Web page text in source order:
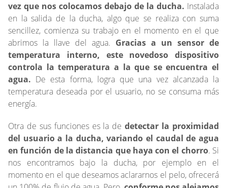
vez que nos colocamos debajo de la ducha. Instalada
en la salida de la ducha, algo que se realiza con suma
sencillez, comienza su trabajo en el momento en el que
abrimos la llave del agua. Gracias a un sensor de
temperatura interno, este novedoso dispositivo
controla la temperatura a la que se encuentra el
agua. De esta forma, logra que una vez alcanzada la
temperatura deseada por el usuario, no se consuma más
energía.
Otra de sus funciones es la dedetectar la proximidad
del usuario a la ducha, variando el caudal de agua
en función de la distancia que haya con el chorro. Si
nos encontramos bajo la ducha, por ejemplo en el
momento en el que deseamos aclararnos el pelo, ofrecerá